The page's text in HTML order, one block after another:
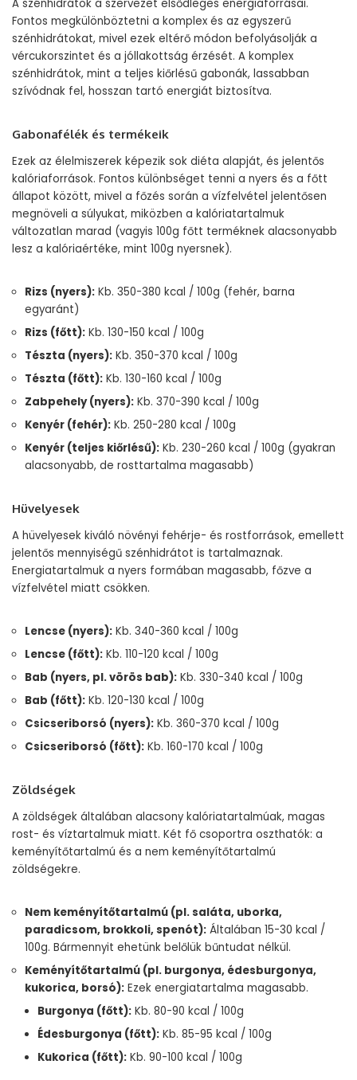
A szénhidrátok a szervezet elsődleges energiaforrásai.
Fontos megkülönböztetni a komplex és az egyszerű
szénhidrátokat, mivel ezek eltérő módon befolyásolják a
vércukorszintet és a jóllakottság érzését. A komplex
szénhidrátok, mint a teljes kiőrlésű gabonák, lassabban
szívódnak fel, hosszan tartó energiát biztosítva.
Gabonafélék és termékeik
Ezek az élelmiszerek képezik sok diéta alapját, és jelentős
kalóriaforrások. Fontos különbséget tenni a nyers és a főtt
állapot között, mivel a főzés során a vízfelvétel jelentősen
megnöveli a súlyukat, miközben a kalóriatartalmuk
változatlan marad (vagyis 100g főtt terméknek alacsonyabb
lesz a kalóriaértéke, mint 100g nyersnek).
Rizs (nyers): Kb. 350-380 kcal / 100g (fehér, barna
egyaránt)
Rizs (főtt): Kb. 130-150 kcal / 100g
Tészta (nyers): Kb. 350-370 kcal / 100g
Tészta (főtt): Kb. 130-160 kcal / 100g
Zabpehely (nyers): Kb. 370-390 kcal / 100g
Kenyér (fehér): Kb. 250-280 kcal / 100g
Kenyér (teljes kiőrlésű): Kb. 230-260 kcal / 100g (gyakran
alacsonyabb, de rosttartalma magasabb)
Hüvelyesek
A hüvelyesek kiváló növényi fehérje- és rostforrások, emellett
jelentős mennyiségű szénhidrátot is tartalmaznak.
Energiatartalmuk a nyers formában magasabb, főzve a
vízfelvétel miatt csökken.
Lencse (nyers): Kb. 340-360 kcal / 100g
Lencse (főtt): Kb. 110-120 kcal / 100g
Bab (nyers, pl. vörös bab): Kb. 330-340 kcal / 100g
Bab (főtt): Kb. 120-130 kcal / 100g
Csicseriborsó (nyers): Kb. 360-370 kcal / 100g
Csicseriborsó (főtt): Kb. 160-170 kcal / 100g
Zöldségek
A zöldségek általában alacsony kalóriatartalmúak, magas
rost- és víztartalmuk miatt. Két fő csoportra oszthatók: a
keményítőtartalmú és a nem keményítőtartalmú
zöldségekre.
Nem keményítőtartalmú (pl. saláta, uborka,
paradicsom, brokkoli, spenót): Általában 15-30 kcal /
100g. Bármennyit ehetünk belőlük bűntudat nélkül.
Keményítőtartalmú (pl. burgonya, édesburgonya,
kukorica, borsó): Ezek energiatartalma magasabb.
Burgonya (főtt): Kb. 80-90 kcal / 100g
Édesburgonya (főtt): Kb. 85-95 kcal / 100g
Kukorica (főtt): Kb. 90-100 kcal / 100g